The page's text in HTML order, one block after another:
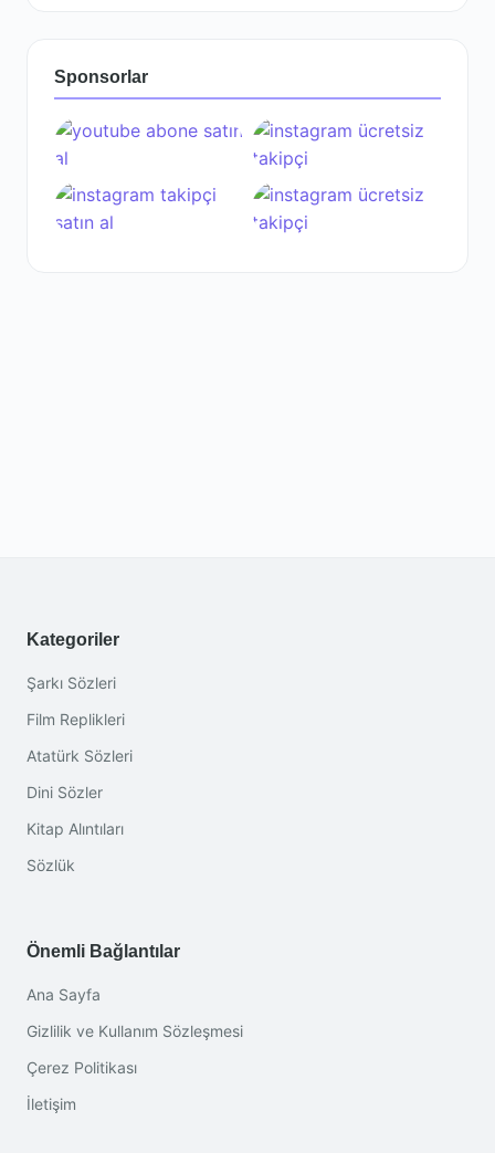
Sponsorlar
Kategoriler
Şarkı Sözleri
Film Replikleri
Atatürk Sözleri
Dini Sözler
Kitap Alıntıları
Sözlük
Önemli Bağlantılar
Ana Sayfa
Gizlilik ve Kullanım Sözleşmesi
Çerez Politikası
İletişim